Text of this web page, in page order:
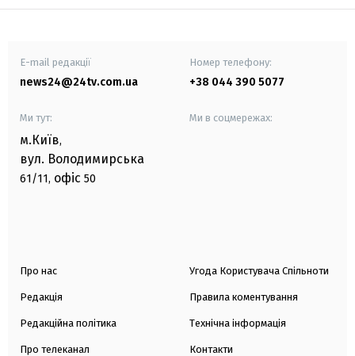
E-mail редакції
news24@24tv.com.ua
Номер телефону:
+38 044 390 5077
Ми тут:
м.Київ,
вул. Володимирська
61/11, офіс 50
Ми в соцмережах:
Про нас
Редакція
Редакційна політика
Про телеканал
Угода Користувача Спільноти
Правила коментування
Технічна інформація
Контакти